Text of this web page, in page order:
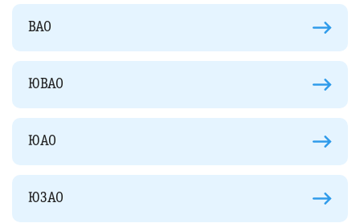
ВАО
ЮВАО
ЮАО
ЮЗАО